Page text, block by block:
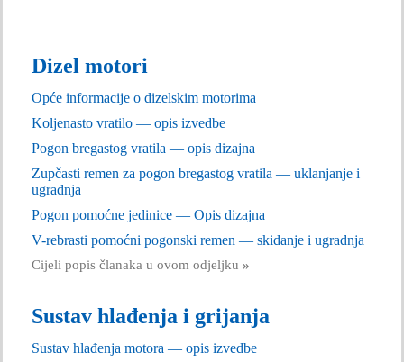
Dizel motori
Opće informacije o dizelskim motorima
Koljenasto vratilo — opis izvedbe
Pogon bregastog vratila — opis dizajna
Zupčasti remen za pogon bregastog vratila — uklanjanje i
ugradnja
Pogon pomoćne jedinice — Opis dizajna
V-rebrasti pomoćni pogonski remen — skidanje i ugradnja
Cijeli popis članaka u ovom odjeljku »
Sustav hlađenja i grijanja
Sustav hlađenja motora — opis izvedbe